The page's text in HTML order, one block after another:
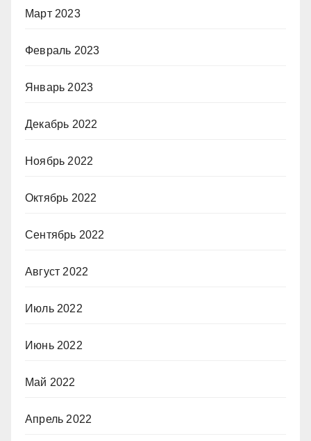
Март 2023
Февраль 2023
Январь 2023
Декабрь 2022
Ноябрь 2022
Октябрь 2022
Сентябрь 2022
Август 2022
Июль 2022
Июнь 2022
Май 2022
Апрель 2022